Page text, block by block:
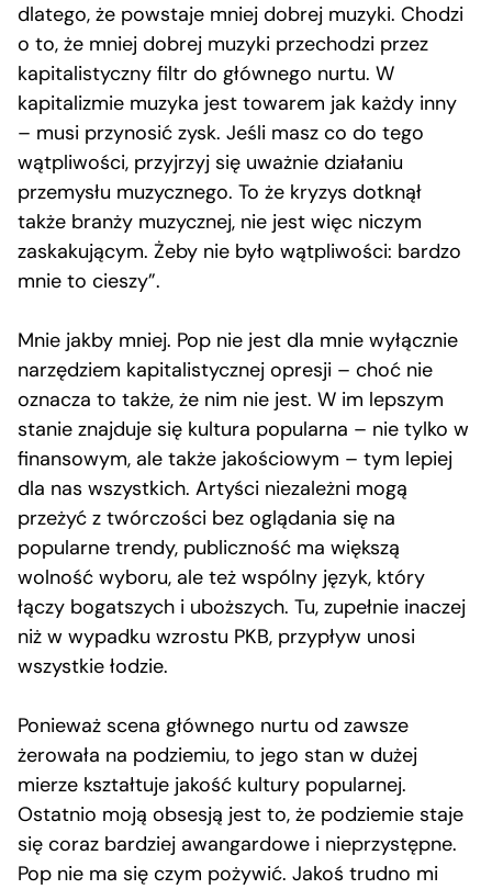
dlatego, że powstaje mniej dobrej muzyki. Chodzi
o to, że mniej dobrej muzyki przechodzi przez
kapitalistyczny filtr do głównego nurtu. W
kapitalizmie muzyka jest towarem jak każdy inny
– musi przynosić zysk. Jeśli masz co do tego
wątpliwości, przyjrzyj się uważnie działaniu
przemysłu muzycznego. To że kryzys dotknął
także branży muzycznej, nie jest więc niczym
zaskakującym. Żeby nie było wątpliwości: bardzo
mnie to cieszy”.
Mnie jakby mniej. Pop nie jest dla mnie wyłącznie
narzędziem kapitalistycznej opresji – choć nie
oznacza to także, że nim nie jest. W im lepszym
stanie znajduje się kultura popularna – nie tylko w
finansowym, ale także jakościowym – tym lepiej
dla nas wszystkich. Artyści niezależni mogą
przeżyć z twórczości bez oglądania się na
popularne trendy, publiczność ma większą
wolność wyboru, ale też wspólny język, który
łączy bogatszych i uboższych. Tu, zupełnie inaczej
niż w wypadku wzrostu PKB, przypływ unosi
wszystkie łodzie.
Ponieważ scena głównego nurtu od zawsze
żerowała na podziemiu, to jego stan w dużej
mierze kształtuje jakość kultury popularnej.
Ostatnio moją obsesją jest to, że podziemie staje
się coraz bardziej awangardowe i nieprzystępne.
Pop nie ma się czym pożywić. Jakoś trudno mi